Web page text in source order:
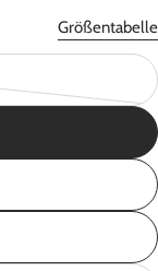
Größentabelle